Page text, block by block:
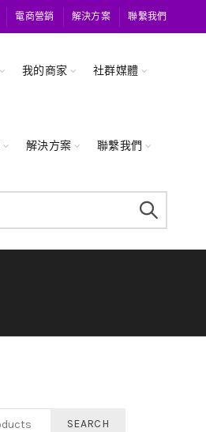
電商營銷 解決方案 聯繫我們
我的商家 社群媒體
解決方案 聯繫我們
SEARCH